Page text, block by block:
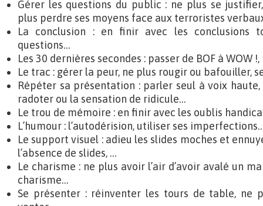
Gérer les questions du public : ne plus se
plus perdre ses moyens face aux terroristes
La conclusion : en finir avec les conclusions
questions…
Les 30 dernières secondes : passer de BOF à
Le trac : gérer la peur, ne plus rougir ou bafouiller,
Répéter sa présentation : parler seul à voix
radoter ou la sensation de ridicule…
Le trou de mémoire : en finir avec les oublis
L’humour : l’autodérision, utiliser ses
Le support visuel : adieu les slides moches et
l’absence de slides, …
Le charisme : ne plus avoir l’air d’avoir avalé un
charisme…
Se présenter : réinventer les tours de table, ne